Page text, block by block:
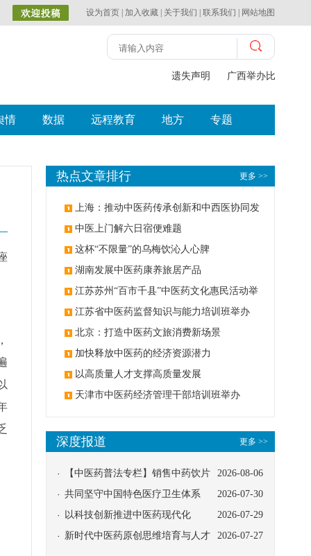
设为首页 加入收藏 关于我们 联系我们 网站地图
遗失声明 广西举办比赛探索
情 数据 远程教育 地方 专题
更多 >>
热点文章排行
上海：推动中医药传承创新和中西医协同发
展 中医上门解六日宿便难题
这杯“不限量”的乌梅饮沁人心脾
湖南发展中医药康养旅居产品
江苏苏州“百市千县”中医药文化惠民活动举
办 江苏省中医药监督知识与能力培训班举办
北京：打造中医药文旅消费新场景
加快释放中医药的经济资源潜力
以高质量人才支撑高质量发展
天津市中医药经济管理干部培训班举办
更多 >>
深度报道
2026-08-06
【中医药普法专栏】销售中药饮片
应告知煎服方法及注意事项
2026-07-30
共同坚守中国特色医疗卫生体系
2026-07-29
以科技创新推进中医药现代化
2026-07-27
新时代中医药原创思维培育与人才